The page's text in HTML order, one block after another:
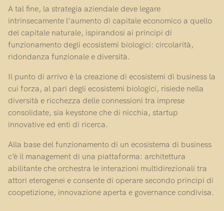
A tal fine, la strategia aziendale deve legare
intrinsecamente l’aumento di capitale economico a quello
del capitale naturale, ispirandosi ai principi di
funzionamento degli ecosistemi biologici: circolarità,
ridondanza funzionale e diversità.
Il punto di arrivo è la creazione di ecosistemi di business la
cui forza, al pari degli ecosistemi biologici, risiede nella
diversità e ricchezza delle connessioni tra imprese
consolidate, sia keystone che di nicchia, startup
innovative ed enti di ricerca.
Alla base del funzionamento di un ecosistema di business
c’è il management di una piattaforma: architettura
abilitante che orchestra le interazioni multidirezionali tra
attori eterogenei e consente di operare secondo principi di
coopetizione, innovazione aperta e governance condivisa.